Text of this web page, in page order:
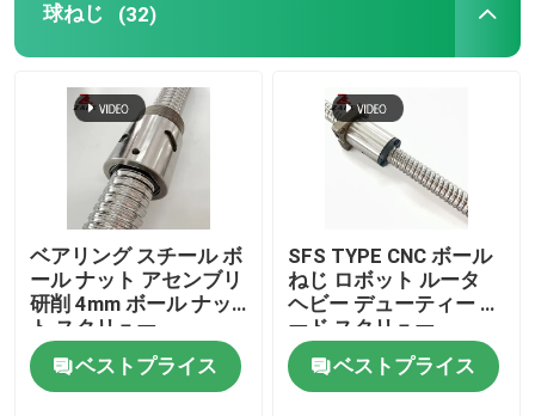
球ねじ (32)
ベアリング スチール ボ
ール ナット アセンブリ
研削 4mm ボール ナッ
ト スクリュー
ベストプライス
SFS TYPE CNC ボール
ねじ ロボット ルータ
ヘビー デューティー リ
ード スクリュー
3000mm
ベストプライス